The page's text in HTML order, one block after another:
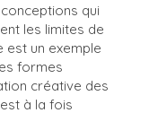
qui
les limites de
est un exemple
formes
créative des
à la fois